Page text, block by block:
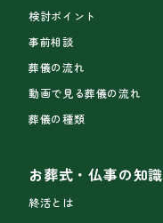
検討ポイント
事前相談
葬儀の流れ
動画で見る葬儀の流れ
葬儀の種類
お葬式・仏事の知識
終活とは